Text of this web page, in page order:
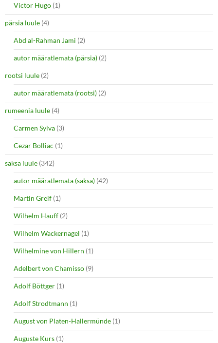
Victor Hugo (1)
pärsia luule (4)
Abd al-Rahman Jami (2)
autor määratlemata (pärsia) (2)
rootsi luule (2)
autor määratlemata (rootsi) (2)
rumeenia luule (4)
Carmen Sylva (3)
Cezar Bolliac (1)
saksa luule (342)
autor määratlemata (saksa) (42)
Martin Greif (1)
Wilhelm Hauff (2)
Wilhelm Wackernagel (1)
Wilhelmine von Hillern (1)
Adelbert von Chamisso (9)
Adolf Böttger (1)
Adolf Strodtmann (1)
August von Platen-Hallermünde (1)
Auguste Kurs (1)